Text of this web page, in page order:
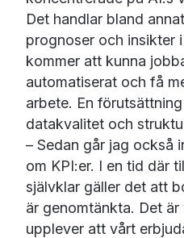
Det handlar bland
prognoser och insikter
kommer att kunna
automatiserat och få
arbete. En
datakvalitet och
– Sedan går jag också
om KPI:er. I en tid där
självklar gäller det att
är genomtänkta. Det
upplever att vårt